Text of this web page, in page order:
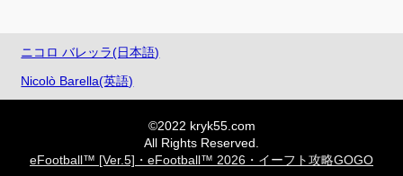
ニコロ バレッラ(日本語)
Nicolò Barella(英語)
©2022 kryk55.com
All Rights Reserved.
eFootball™ [Ver.5]・eFootball™ 2026・イーフト攻略GOGO